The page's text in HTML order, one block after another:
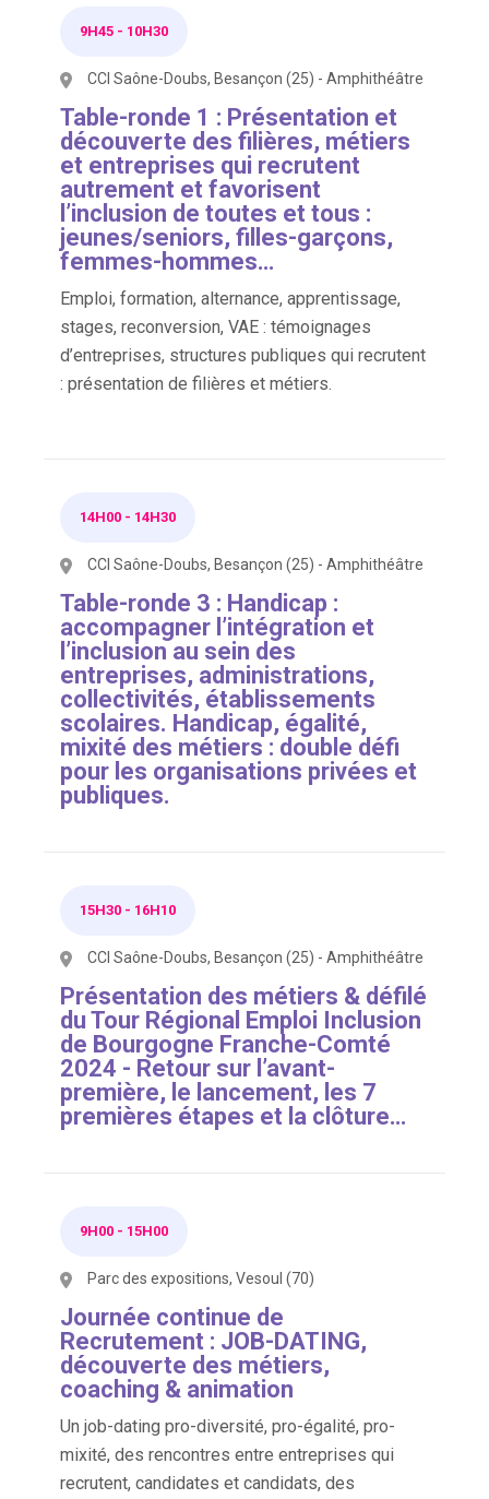
9H45 - 10H30
CCI Saône-Doubs, Besançon (25) - Amphithéâtre
Table-ronde 1 : Présentation et
découverte des filières, métiers
et entreprises qui recrutent
autrement et favorisent
l’inclusion de toutes et tous :
jeunes/seniors, filles-garçons,
femmes-hommes…
Emploi, formation, alternance, apprentissage,
stages, reconversion, VAE : témoignages
d’entreprises, structures publiques qui recrutent
: présentation de filières et métiers.
14H00 - 14H30
CCI Saône-Doubs, Besançon (25) - Amphithéâtre
Table-ronde 3 : Handicap :
accompagner l’intégration et
l’inclusion au sein des
entreprises, administrations,
collectivités, établissements
scolaires. Handicap, égalité,
mixité des métiers : double défi
pour les organisations privées et
publiques.
15H30 - 16H10
CCI Saône-Doubs, Besançon (25) - Amphithéâtre
Présentation des métiers & défilé
du Tour Régional Emploi Inclusion
de Bourgogne Franche-Comté
2024 - Retour sur l’avant-
première, le lancement, les 7
premières étapes et la clôture…
9H00 - 15H00
Parc des expositions, Vesoul (70)
Journée continue de
Recrutement : JOB-DATING,
découverte des métiers,
coaching & animation
Un job-dating pro-diversité, pro-égalité, pro-
mixité, des rencontres entre entreprises qui
recrutent, candidates et candidats, des